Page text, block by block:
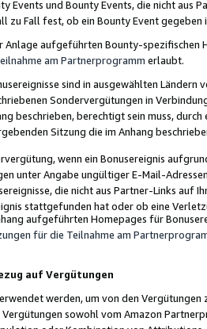
Events und Bounty Events, die nicht
zu Fall fest, ob ein Bounty Event
Anlage aufgeführten Bounty-spezifischen
am Partnerprogramm erlaubt.
sind in ausgewählten Ländern
Sondervergütungen in
beschrieben, berechtigt sein muss,
Sitzung die im Anhang
wenn ein Bonusereignis
unter Angabe ungültiger E-Mail-
die nicht aus Partner-Links auf
stattgefunden hat oder ob eine
aufgeführten Homepages für
für die Teilnahme am
auf Vergütungen
werden, um von den
Vergütungen sowohl vom Amazon